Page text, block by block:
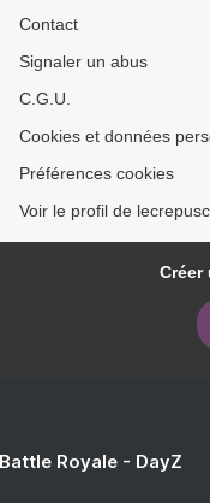
Contact
Signaler un abus
C.G.U.
Cookies et données
Préférences cookies
Voir le profil de
Créer
Royale - DayZ